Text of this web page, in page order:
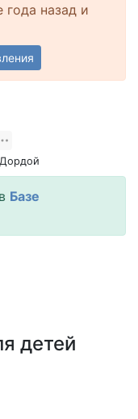
года назад и
Базе
детей